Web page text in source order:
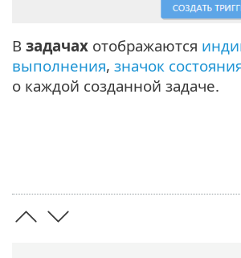
В задачах отображаются
выполнения, значок
о каждой созданной задаче.